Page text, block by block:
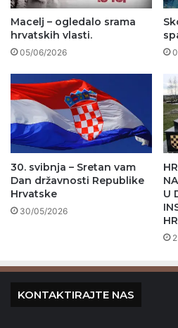
Macelj – ogledalo srama
hrvatskih vlasti.
05/06/2026
30. svibnja – Sretan vam
Dan državnosti Republike
Hrvatske
30/05/2026
U
KONTAKTIRAJTE NAS